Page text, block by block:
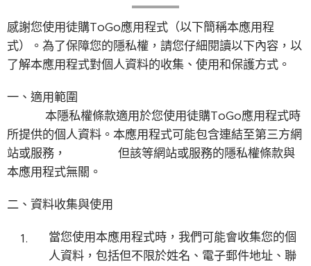
感謝您使用徒購ToGo應用程式（以下簡稱本應用程
式）。為了保障您的隱私權，請您仔細閱讀以下內容，以
了解本應用程式對個人資料的收集、使用和保護方式。
一、適用範圍
本隱私權條款適用於您使用徒購ToGo應用程式時
所提供的個人資料。本應用程式可能包含連結至第三方網
站或服務， 但該等網站或服務的隱私權條款與
本應用程式無關。
二、資料收集與使用
當您使用本應用程式時，我們可能會收集您的個
人資料，包括但不限於姓名、電子郵件地址、聯